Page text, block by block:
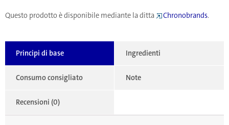
Questo prodotto è disponibile mediante la ditta Chronobrands.
Principi di base Ingredienti
Consumo consigliato Note
Recensioni (0)